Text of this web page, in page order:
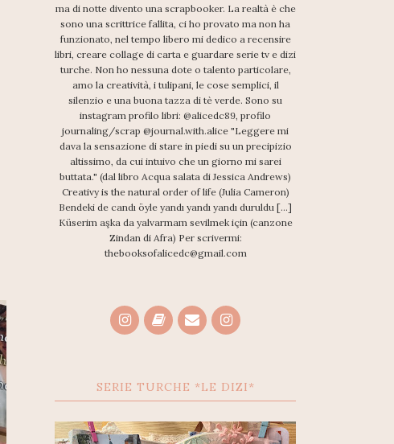
ma di notte divento una scrapbooker. La realtà è che
sono una scrittrice fallita, ci ho provato ma non ha
funzionato, nel tempo libero mi dedico a recensire
libri, creare collage di carta e guardare serie tv e dizi
turche. Non ho nessuna dote o talento particolare,
amo la creatività, i tulipani, le cose semplici, il
silenzio e una buona tazza di tè verde. Sono su
instagram profilo libri: @alicedc89, profilo
journaling/scrap @journal.with.alice "Leggere mi
dava la sensazione di stare in piedi su un precipizio
altissimo, da cui intuivo che un giorno mi sarei
buttata." (dal libro Acqua salata di Jessica Andrews)
Creativy is the natural order of life (Julia Cameron)
Bendeki de candı öyle yandı yandı yandı duruldu [...]
Küserim aşka da yalvarmam sevilmek için (canzone
Zindan di Afra) Per scrivermi:
thebooksofalicedc@gmail.com
SERIE TURCHE *LE DIZI*